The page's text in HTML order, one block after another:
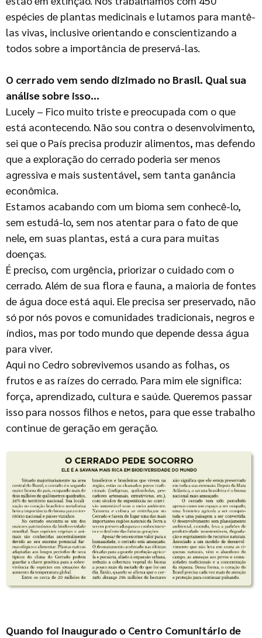
espécies de plantas medicinais e lutamos para mantê-
las vivas, inclusive orientando e conscientizando a
todos sobre a importância de preservá-las.
O cerrado vem sendo dizimado no Brasil. Qual sua
análise sobre isso…
Lucely – Fico muito triste e preocupada com o que
está acontecendo. Não sou contra o desenvolvimento,
sei que o País precisa produzir alimentos, mas defendo
que a exploração do cerrado poderia ser menos
agressiva e mais sustentável, sem tanta ganância
econômica.
Estamos acabando com um bioma sem conhecê-lo,
sem estudá-lo, sem nos atentar para o fato de que
nele, em suas plantas, está a cura para muitas
doenças.
É preciso, com urgência, priorizar o cuidado com o
cerrado. Além de sua flora e fauna, a maioria de fontes
de água doce está aqui. Ele precisa ser preservado, não
só por nós povos e comunidades tradicionais, negros e
índios, mas por todo mundo que depende dessa água
para viver.
Aqui no Cedro sobrevivemos usando as folhas, os
frutos e as raízes do cerrado. Para mim ele significa:
força, aprendizado, cultura e saúde. Queremos passar
isso para nossos filhos e netos, para que esse trabalho
continue de geração em geração.
Quando foi inaugurado o Centro Comunitário de